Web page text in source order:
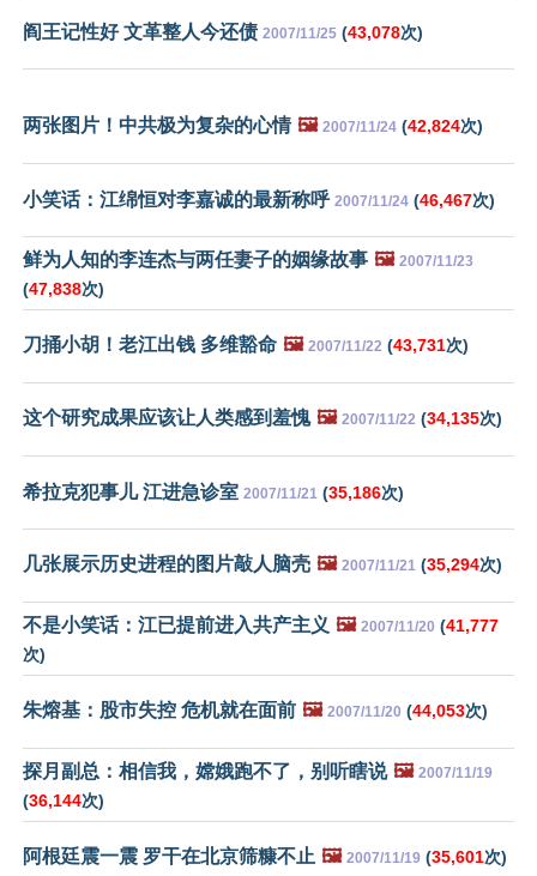
阎王记性好 文革整人今还债 2007/11/25 (43,078次)
两张图片！中共极为复杂的心情 🖼️ 2007/11/24 (42,824次)
小笑话：江绵恒对李嘉诚的最新称呼 2007/11/24 (46,467次)
鲜为人知的李连杰与两任妻子的姻缘故事 🖼️ 2007/11/23
(47,838次)
刀捅小胡！老江出钱 多维豁命 🖼️ 2007/11/22 (43,731次)
这个研究成果应该让人类感到羞愧 🖼️ 2007/11/22 (34,135次)
希拉克犯事儿 江进急诊室 2007/11/21 (35,186次)
几张展示历史进程的图片敲人脑壳 🖼️ 2007/11/21 (35,294次)
不是小笑话：江已提前进入共产主义 🖼️ 2007/11/20 (41,777
次)
朱熔基：股市失控 危机就在面前 🖼️ 2007/11/20 (44,053次)
探月副总：相信我，嫦娥跑不了，别听瞎说 🖼️ 2007/11/19
(36,144次)
阿根廷震一震 罗干在北京筛糠不止 🖼️ 2007/11/19 (35,601次)